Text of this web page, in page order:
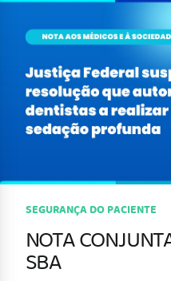
SEGURANÇA DO PACIENTE
NOTA
SBA